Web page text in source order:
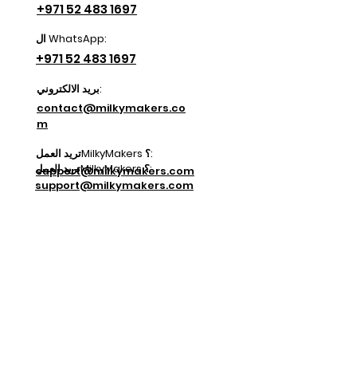
+971 52 483 1697
ال WhatsApp:
+971 52 483 1697
بريد الالكتروني:
contact@milkymakers.co
m
تريد العملMilkyMakers ؟:
support@milkymakers.com
تريد العملMilkyMakers ؟:
support@milkymakers.com